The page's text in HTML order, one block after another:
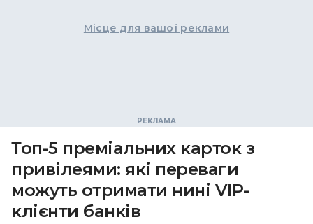
Місце для вашої реклами
Топ-5 преміальних карток з
привілеями: які переваги
можуть отримати нині VIP-
клієнти банків